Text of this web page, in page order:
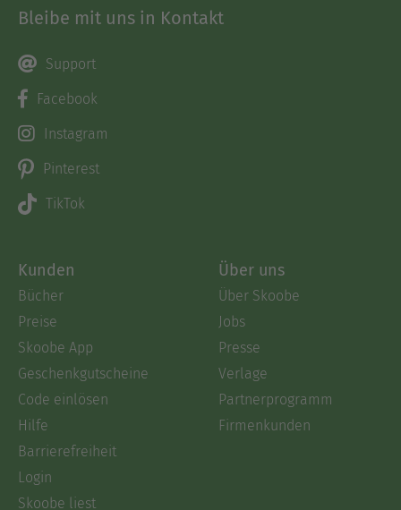
Bleibe mit uns in Kontakt
Support
Facebook
Instagram
Pinterest
TikTok
Kunden
Bücher
Preise
Skoobe App
Geschenkgutscheine
Code einlösen
Hilfe
Barrierefreiheit
Login
Skoobe liest
Über uns
Über Skoobe
Jobs
Presse
Verlage
Partnerprogramm
Firmenkunden